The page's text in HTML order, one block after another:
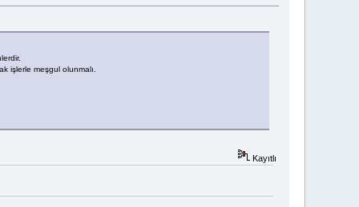
işlerle meşgul olunmalı.
Kayıtlı